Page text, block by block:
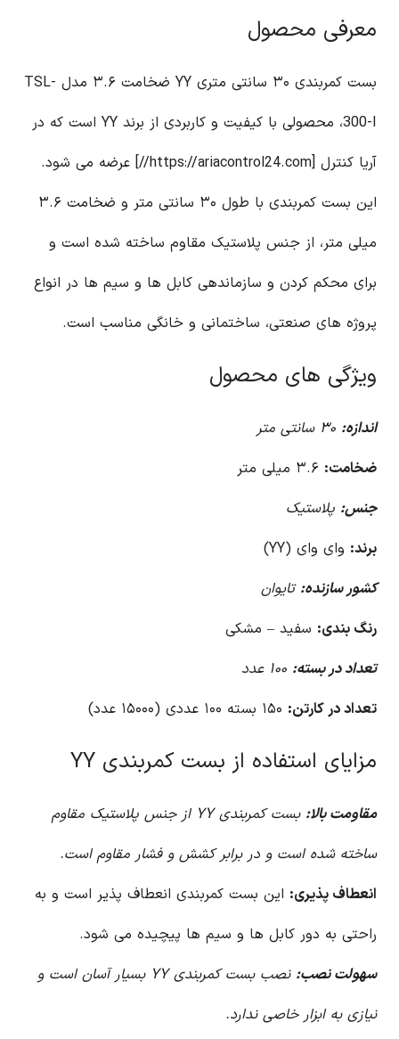
معرفی محصول
بست کمربندی ۳۰ سانتی متری YY ضخامت ۳.۶ مدل TSL-
300-I، محصولی با کیفیت و کاربردی از برند YY است که در
آریا کنترل [https://ariacontrol24.com//] عرضه می شود.
این بست کمربندی با طول ۳۰ سانتی متر و ضخامت ۳.۶
میلی متر، از جنس پلاستیک مقاوم ساخته شده است و
برای محکم کردن و سازماندهی کابل ها و سیم ها در انواع
پروژه های صنعتی، ساختمانی و خانگی مناسب است.
ویژگی های محصول
اندازه:
ضخامت:
جنس: پلاستیک
برند: وای وای (YY)
کشور سازنده: تایوان
رنگ بندی: سفید – مشکی
تعداد در بسته:
تعداد در کارتن:
مزایای استفاده از بست کمربندی YY
مقاومت بالا:
بست کمربندی YY از جنس پلاستیک مقاوم
ساخته شده است و در برابر کشش و فشار مقاوم است.
انعطاف پذیری: این بست کمربندی انعطاف پذیر است و به
راحتی به دور کابل ها و سیم ها پیچیده می شود.
سهولت نصب:
نصب بست کمربندی YY بسیار آسان است و
نیازی به ابزار خاصی ندارد.